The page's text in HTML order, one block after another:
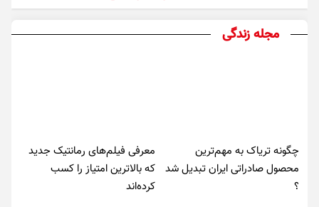
مجله زندگی
چگونه تریاک به مهم‌ترین
محصول صادراتی ایران تبدیل شد
؟
معرفی فیلم‌های رمانتیک جدید
که بالاترین امتیاز را کسب
کرده‌اند